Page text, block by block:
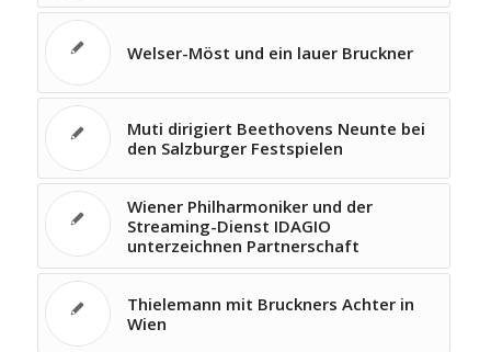
Welser-Möst und ein lauer Bruckner
Muti dirigiert Beethovens Neunte bei
den Salzburger Festspielen
Wiener Philharmoniker und der
Streaming-Dienst IDAGIO
unterzeichnen Partnerschaft
Thielemann mit Bruckners Achter in
Wien